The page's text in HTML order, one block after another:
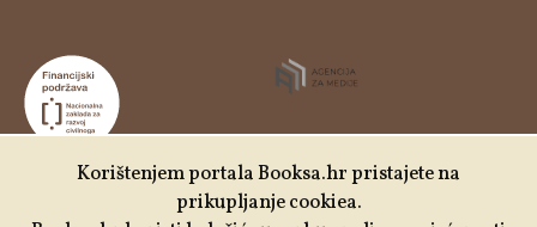
Korištenjem portala Booksa.hr pristajete na
prikupljanje cookiea.